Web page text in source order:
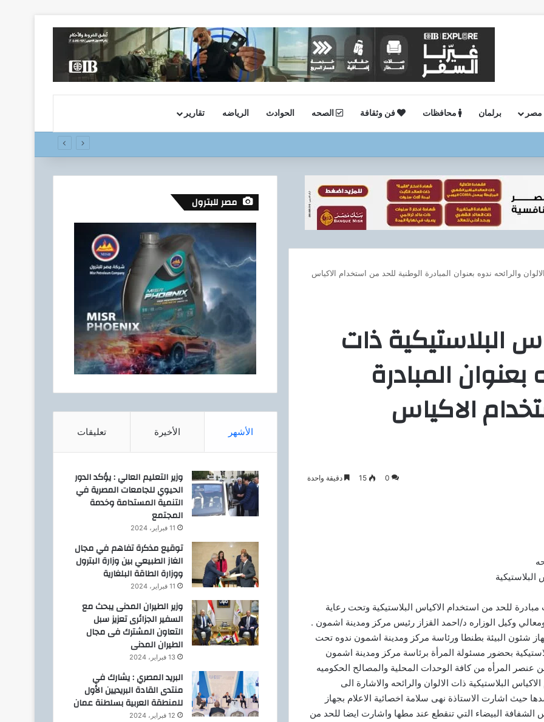
مصر برلمان محافظات فن وثقافة الصحه الحوادث الرياضه تقارير
أعمال الحفر بحقل البركة في أسوان بعد توقف منذ عام 2022..
والرائحه ندوه بعنوان المبادرة الوطنية للحد من استخدام الاكياس
البلاستيكية ذات
بعنوان المبادرة
الاكياس
0
15 دقيقة واحدة
للحد من استخدام الاكياس البلاستيكية وتحت رعاية
وكيل الوزاره د/احمد القزاز رئيس مركز ومدينة اشمون .
شئون البيئة بطنطا ورئاسة مركز ومدينة اشمون ندوه تحت
بحضور مسئولة المرأة برئاسة مركز ومدينة اشمون
عنصر المرأه من كافة الوحدات المحلية والمصالح الحكوميه
البلاستيكية ذات الالوان والرائحه والاشارة الى
حيث اشارت الاستاذة نهى سلامة اخصائية الاعلام بجهاز
الشفافة البيضاء التي تنقطع عند مطها واشارت ايضا للحد من
مصر للبترول
الأشهر الأخيرة تعليقات
وزير التعليم العالي : يؤكد الدور
الحيوي للجامعات المصرية في
التنمية المستدامة وخدمة
المجتمع
11 فبراير، 2024
توقيع مذكرة تفاهم في مجال
الغاز الطبيعي بين وزارة البترول
ووزارة الطاقة البلغارية
11 فبراير، 2024
وزير الطيران المدنى يبحث مع
السفير الجزائرى تعزيز سبل
التعاون المشترك فى مجال
الطيران المدنى
13 فبراير، 2024
البريد المصري : يشارك في
منتدى القادة البريديين الأول
للمنطقة العربية بسلطنة عمان
12 فبراير، 2024